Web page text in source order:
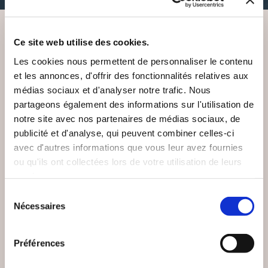
Ce site web utilise des cookies.
Les cookies nous permettent de personnaliser le contenu
et les annonces, d'offrir des fonctionnalités relatives aux
médias sociaux et d'analyser notre trafic. Nous
partageons également des informations sur l'utilisation de
notre site avec nos partenaires de médias sociaux, de
publicité et d'analyse, qui peuvent combiner celles-ci
avec d'autres informations que vous leur avez fournies
ou qu'ils ont collectées lors de votre utilisation de leurs
Nécessaires
Préférences